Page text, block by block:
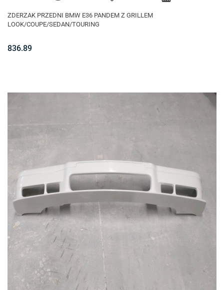
ZDERZAK PRZEDNI BMW E36 PANDEM Z GRILLEM
LOOK/COUPE/SEDAN/TOURING
836.89